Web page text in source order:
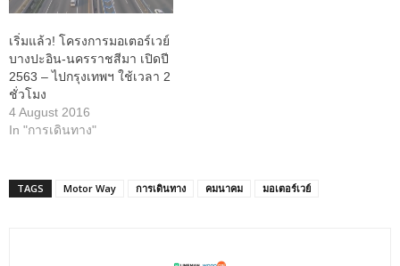
เริ่มแล้ว! โครงการมอเตอร์เวย์
บางปะอิน-นครราชสีมา เปิดปี
2563 – ไปกรุงเทพฯ ใช้เวลา 2
ชั่วโมง
4 August 2016
In "การเดินทาง"
TAGS Motor Way การเดินทาง คมนาคม มอเตอร์เวย์